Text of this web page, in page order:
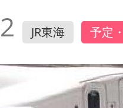
JR東海 予定